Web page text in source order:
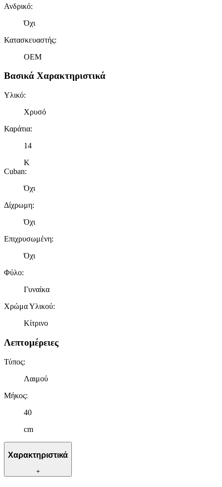
Ανδρικό:
Όχι
Κατασκευαστής:
OEM
Βασικά Χαρακτηριστικά
Υλικό:
Χρυσό
Καράτια:
14
Κ
Cuban:
Όχι
Δίχρωμη:
Όχι
Επιχρυσωμένη:
Όχι
Φύλο:
Γυναίκα
Χρώμα Υλικού:
Κίτρινο
Λεπτομέρειες
Τύπος:
Λαιμού
Μήκος:
40
cm
Χαρακτηριστικά
+